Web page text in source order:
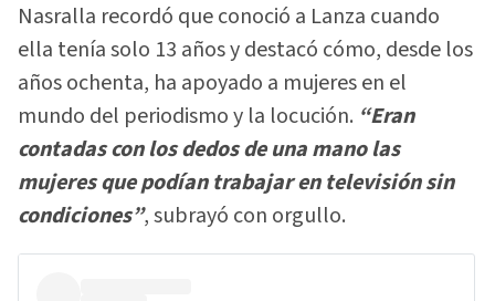
Nasralla recordó que conoció a Lanza cuando
ella tenía solo 13 años y destacó cómo, desde los
años ochenta, ha apoyado a mujeres en el
mundo del periodismo y la locución. “Eran
contadas con los dedos de una mano las
mujeres que podían trabajar en televisión sin
condiciones”, subrayó con orgullo.